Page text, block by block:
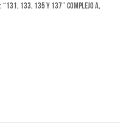
133, 135 y 137″ Complejo A,